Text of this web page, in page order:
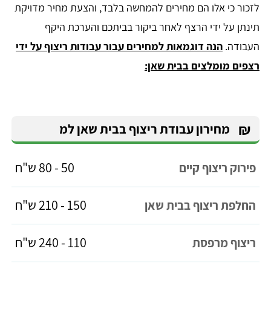
לזכור כי אלו הם מחירים להמחשה בלבד, והצעת מחיר מדויקת
תינתן על ידי הרצף לאחר ביקור בביתכם והערכת היקף
העבודה. הנה דוגמאות למחירים עבור עבודות ריצוף על ידי
רצפים מומלצים בבית שאן:
₪ מחירון עבודת ריצוף בבית שאן למ
פירוק ריצוף קיים 50 - 80 ש"ח
החלפת ריצוף בבית שאן 150 - 210 ש"ח
ריצוף מרפסת 110 - 240 ש"ח